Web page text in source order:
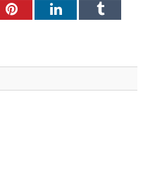
PinterestLinkedInTumblr